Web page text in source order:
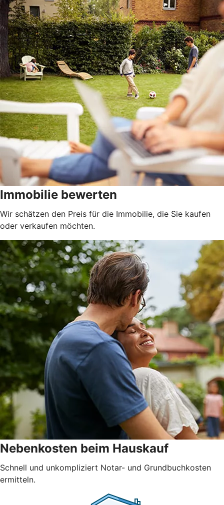
Immobilie bewerten
Wir schätzen den Preis für die Immobilie, die Sie kaufen
oder verkaufen möchten.
Nebenkosten beim Hauskauf
Schnell und unkompliziert Notar- und Grundbuchkosten
ermitteln.